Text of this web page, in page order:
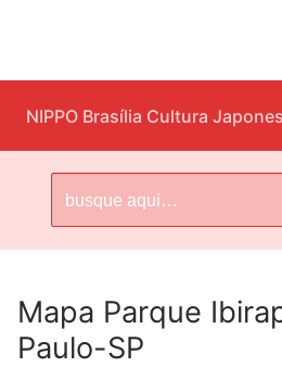
para
o
conteúdo
NIPPO Brasília Cultura
por:
Mapa Parque
Paulo-SP